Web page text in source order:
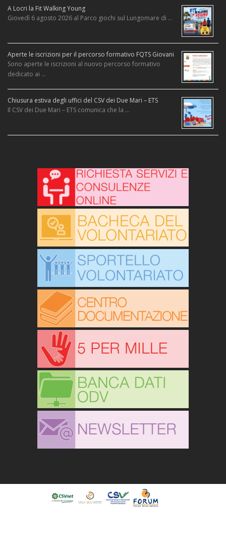
A Locri la Fit Walking Young
Giovedì 6 agosto 2026 al Parco giochi sul Lungomare di …
Aperte le iscrizioni per il percorso formativo FQTS Giovani
Sono aperte le iscrizioni al nuovo percorso formativo
dedicato ai …
Chiusura estiva degli uffici del CSV dei Due Mari – ETS
Il CSV dei Due Mari – ETS comunica che la …